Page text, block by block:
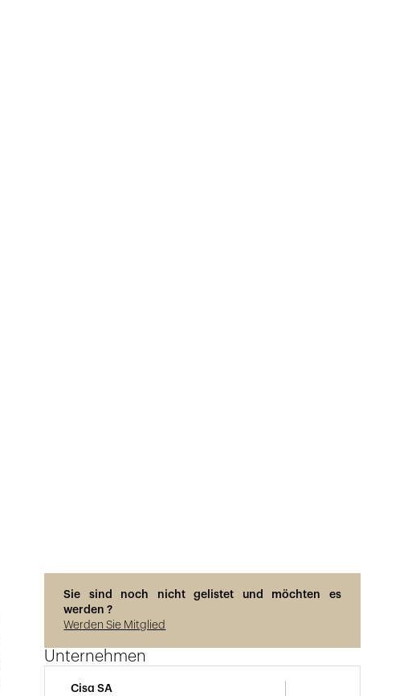
Sie sind noch nicht gelistet und möchten es
werden ?
Werden Sie Mitglied
Unternehmen
Cisa SA